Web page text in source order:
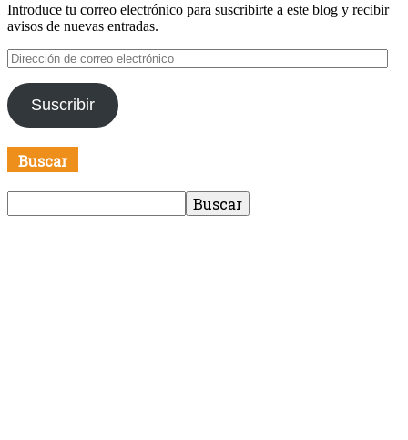
Introduce tu correo electrónico para suscribirte a este blog y recibir
avisos de nuevas entradas.
Dirección
de
correo
electrónico
Suscribir
Buscar